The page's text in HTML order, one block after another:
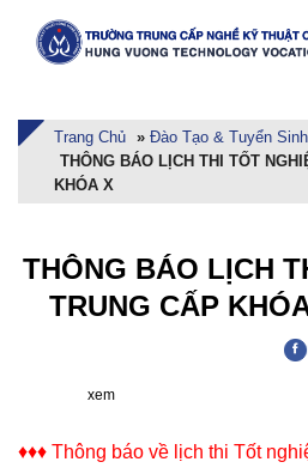
Trang Chủ » Đào Tạo & Tuyển Sinh
THÔNG BÁO LỊCH THI TỐT
KHÓA X
THÔNG BÁO LỊCH
TRUNG CẤP
xem
♦♦♦ Thông báo về lịch thi Tốt